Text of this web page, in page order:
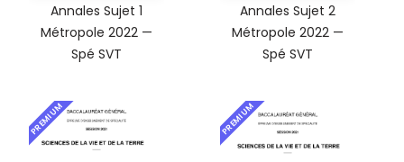
Annales Sujet 1
Métropole 2022 —
Spé SVT
Annales Sujet 2
Métropole 2022 —
Spé SVT
PREMIUM PREMIUM